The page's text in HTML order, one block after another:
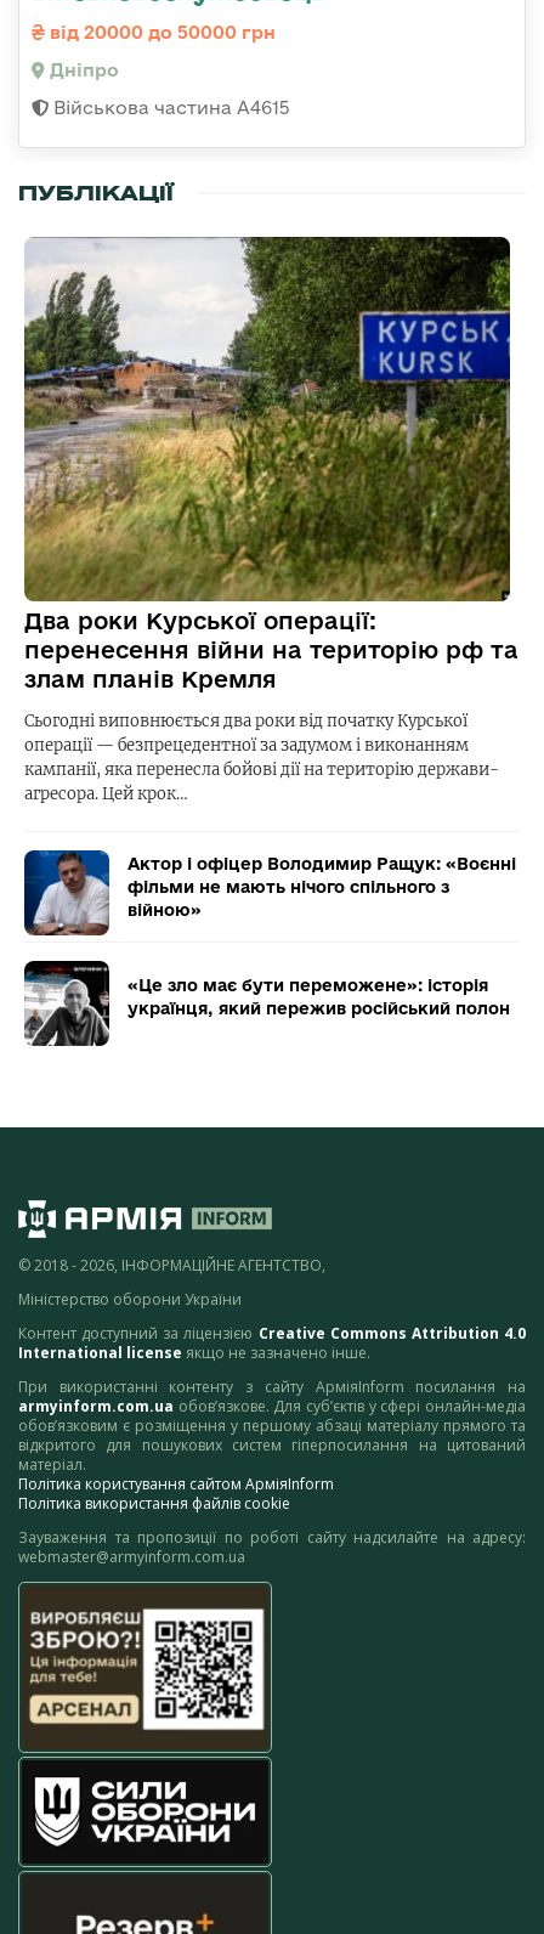
від 20000 до 50000 грн
Дніпро
Військова частина А4615
ПУБЛІКАЦІЇ
Два роки Курської операції:
перенесення війни на територію рф та
злам планів Кремля
Сьогодні виповнюється два роки від початку Курської
операції — безпрецедентної за задумом і виконанням
кампанії, яка перенесла бойові дії на територію держави-
агресора. Цей крок…
Актор і офіцер Володимир Ращук: «Воєнні
фільми не мають нічого спільного з
війною»
«Це зло має бути переможене»: історія
українця, який пережив російський полон
© 2018 - 2026, ІНФОРМАЦІЙНЕ АГЕНТСТВО,
Міністерство оборони України
Контент доступний за ліцензією Creative Commons Attribution 4.0
International license якщо не зазначено інше.
При використанні контенту з сайту АрміяInform посилання на
armyinform.com.ua обов’язкове. Для суб’єктів у сфері онлайн-медіа
обов’язковим є розміщення у першому абзаці матеріалу прямого та
відкритого для пошукових систем гіперпосилання на цитований
матеріал.
Політика користування сайтом АрміяInform
Політика використання файлів cookie
Зауваження та пропозиції по роботі сайту надсилайте на адресу:
webmaster@armyinform.com.ua